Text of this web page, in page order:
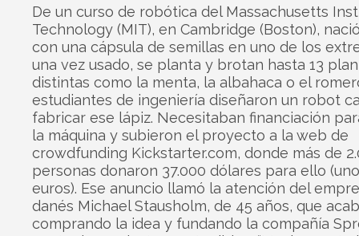
De un curso de robótica del Massachusetts
Technology (MIT), en Cambridge (Boston),
con una cápsula de semillas en uno de los
una vez usado, se planta y brotan hasta 13
distintas como la menta, la albahaca o el
estudiantes de ingeniería diseñaron un robot
fabricar ese lápiz. Necesitaban financiación
la máquina y subieron el proyecto a la web de
crowdfunding Kickstarter.com, donde más de
personas donaron 37.000 dólares para ello
euros). Ese anuncio llamó la atención del
danés Michael Stausholm, de 45 años, que
comprando la idea y fundando la compañía